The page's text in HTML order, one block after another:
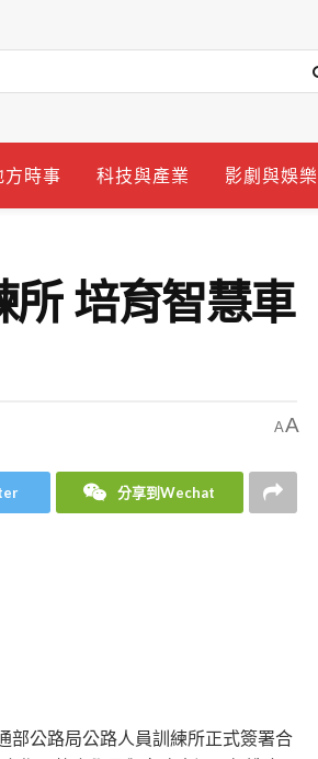
方時事 科技與產業 影劇與娛樂
培育智慧車
AA
分享到Wechat
部公路局公路人員訓練所正式簽署合